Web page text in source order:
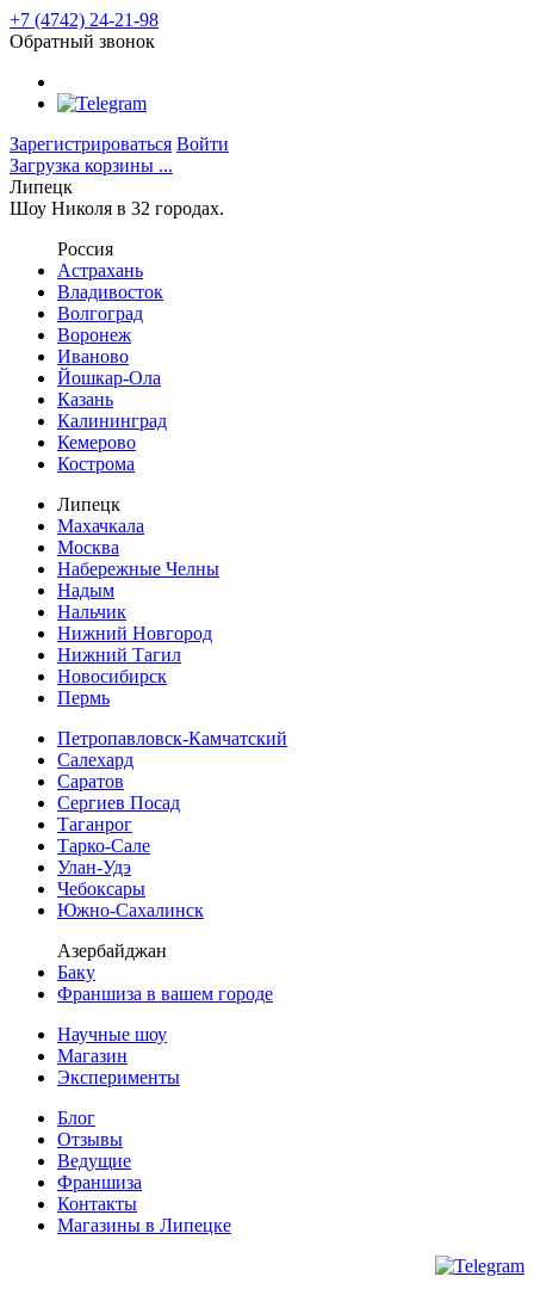
+7 (4742) 24-21-98
Обратный звонок
Зарегистрироваться Войти
Загрузка корзины ...
Липецк
Шоу Николя в 32 городах.
Россия
Астрахань
Владивосток
Волгоград
Воронеж
Иваново
Йошкар-Ола
Казань
Калининград
Кемерово
Кострома
Липецк
Махачкала
Москва
Набережные Челны
Надым
Нальчик
Нижний Новгород
Нижний Тагил
Новосибирск
Пермь
Петропавловск-Камчатский
Салехард
Саратов
Сергиев Посад
Таганрог
Тарко-Сале
Улан-Удэ
Чебоксары
Южно-Сахалинск
Азербайджан
Баку
Франшиза в вашем городе
Научные шоу
Магазин
Эксперименты
Блог
Отзывы
Ведущие
Франшиза
Контакты
Магазины в Липецке